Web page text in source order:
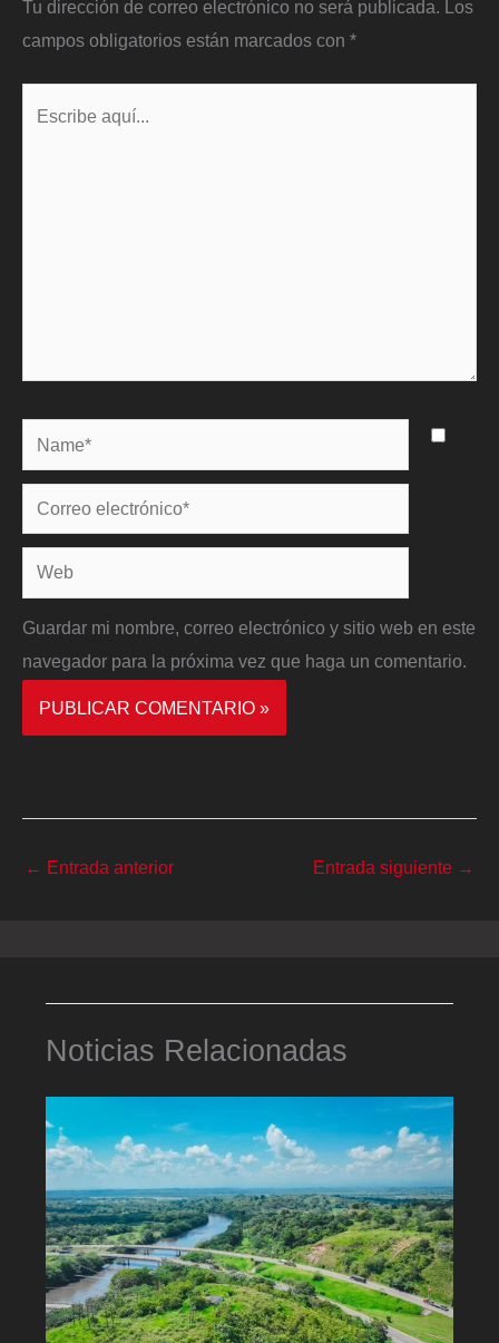
Tu dirección de correo electrónico no será publicada.
Los
campos obligatorios están marcados con *
Name*
Correo
electrónico*
Web
Guardar mi nombre, correo electrónico y sitio web en este
navegador para la próxima vez que haga un comentario.
← Entrada anterior Entrada siguiente →
Noticias Relacionadas